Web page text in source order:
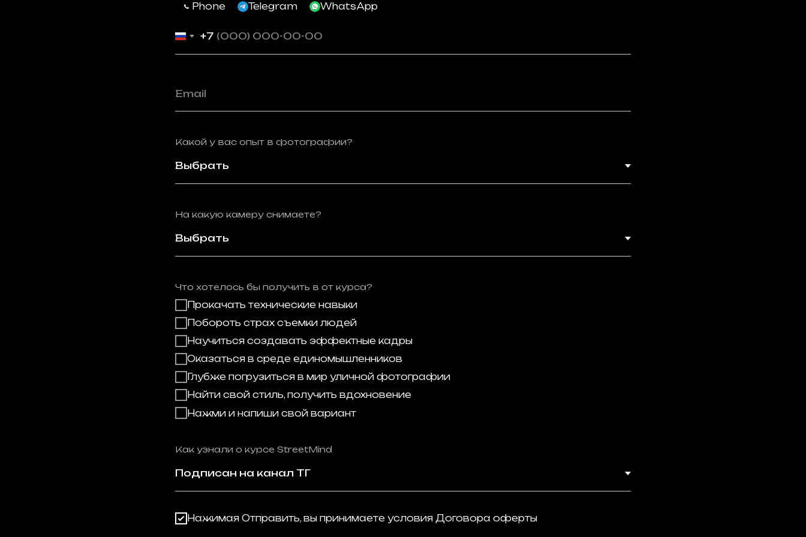
Phone Telegram WhatsApp
+7
Какой у вас опыт в фотографии?
На какую камеру снимаете?
Что хотелось бы получить в от курса?
Прокачать технические навыки
Побороть страх съемки людей
Научиться создавать эффектные кадры
Оказаться в среде единомышленников
Глубже погрузиться в мир уличной фотографии
Найти свой стиль, получить вдохновение
Нажми и напиши свой вариант
Как узнали о курсе StreetMind
Нажимая Отправить, вы принимаете условия Договора оферты